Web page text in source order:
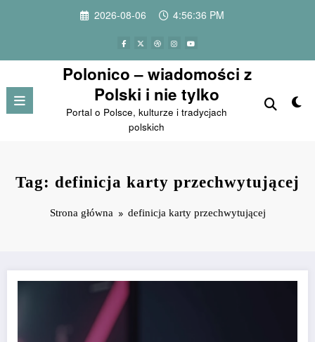
2026-08-06 4:56:36 PM
Polonico – wiadomości z
Polski i nie tylko
Portal o Polsce, kulturze i tradycjach
polskich
Tag: definicja karty przechwytującej
Strona główna definicja karty przechwytującej